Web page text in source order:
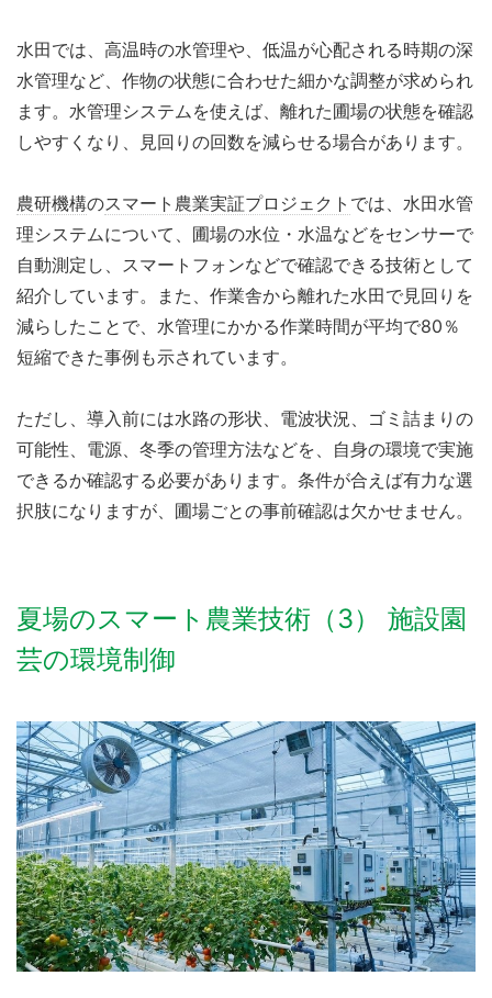
水田では、高温時の水管理や、低温が心配される時期の深
水管理など、作物の状態に合わせた細かな調整が求められ
ます。水管理システムを使えば、離れた圃場の状態を確認
しやすくなり、見回りの回数を減らせる場合があります。
農研機構のスマート農業実証プロジェクト では、水田水管
理システムについて、圃場の水位・水温などをセンサーで
自動測定し、スマートフォンなどで確認できる技術として
紹介しています。また、作業舎から離れた水田で見回りを
減らしたことで、水管理にかかる作業時間が平均で80％
短縮できた事例も示されています。
ただし、導入前には水路の形状、電波状況、ゴミ詰まりの
可能性、電源、冬季の管理方法などを、自身の環境で実施
できるか確認する必要があります。条件が合えば有力な選
択肢になりますが、圃場ごとの事前確認は欠かせません。
夏場のスマート農業技術（3） 施設園
芸の環境制御